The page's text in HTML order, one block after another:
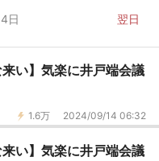
日 翌日
い】気楽に井戸端会議
1.6万 2024/09/14 06:32
い】気楽に井戸端会議